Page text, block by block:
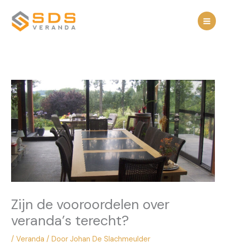
naar
Zijn de vooroordelen over
veranda’s terecht?
/Veranda / DoorJohan De Slachmeulder